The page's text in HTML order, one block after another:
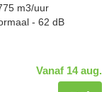
m3/uur
- 62 dB
Vanaf 14 aug.